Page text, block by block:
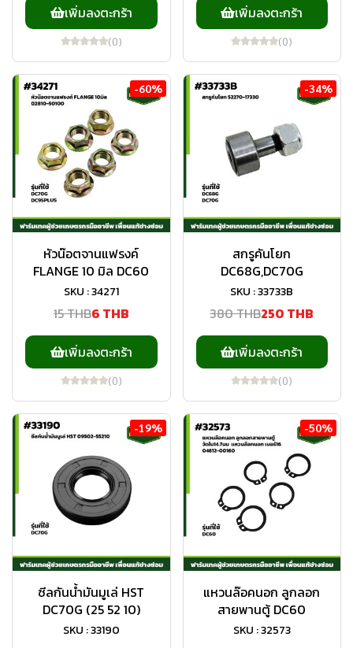
เพิ่มลงตะกร้า
(0)
เพิ่มลงตะกร้า
(0)
-60%
หัวน๊อตจานแฟรงค์
FLANGE 10 มิล DC60
SKU : 34271
15 THB6 THB
เพิ่มลงตะกร้า
(0)
-34%
สกรูคันโยก
DC68G,DC70G
SKU : 33733B
380 THB250 THB
เพิ่มลงตะกร้า
(0)
-19%
ซีลกันน้ำมันมูเล่ HST
DC70G (25 52 10)
SKU : 33190
-50%
แหวนล๊อคนอก ลูกลอก
สายพานตู้ DC60
SKU : 32573